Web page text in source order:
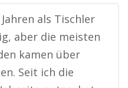
als Tischler
aber die meisten
kamen über
Seit ich die